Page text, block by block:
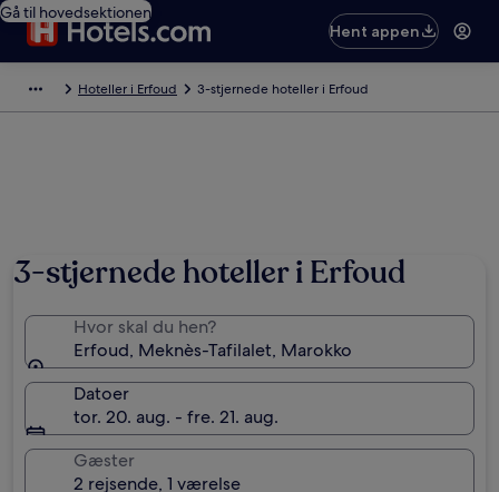
Gå til hovedsektionen
Hent appen
Hoteller i Erfoud 3-stjernede hoteller i Erfoud
3-stjernede hoteller i Erfoud
Hvor skal du hen?
Erfoud, Meknès-Tafilalet, Marokko
Datoer
tor. 20. aug. - fre. 21. aug.
Gæster
2 rejsende, 1 værelse